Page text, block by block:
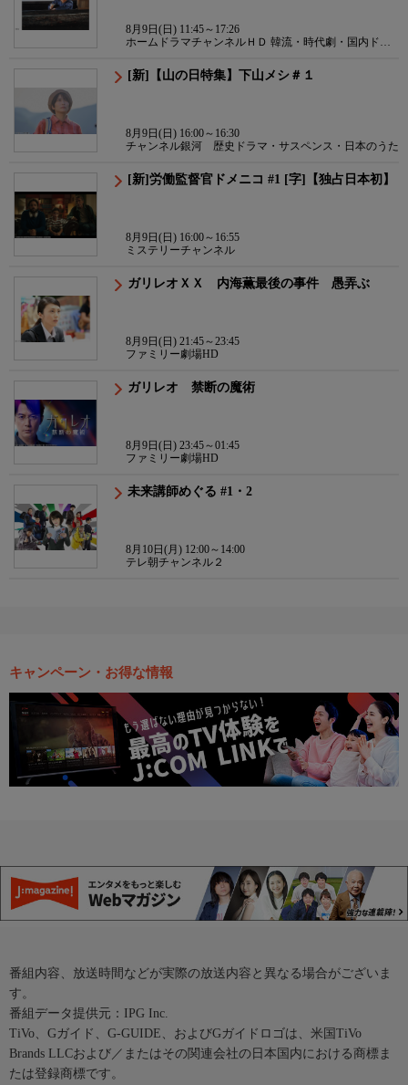
8月9日(日) 11:45～17:26
ホームドラマチャンネルＨＤ 韓流・時代劇・国内ドラ
[新]【山の日特集】下山メシ＃１
8月9日(日) 16:00～16:30
チャンネル銀河 歴史ドラマ・サスペンス・日本のうた
[新]労働監督官ドメニコ #1 [字]【独占日本初】
8月9日(日) 16:00～16:55
ミステリーチャンネル
ガリレオＸＸ 内海薫最後の事件 愚弄ぶ
8月9日(日) 21:45～23:45
ファミリー劇場HD
ガリレオ 禁断の魔術
8月9日(日) 23:45～01:45
ファミリー劇場HD
未来講師めぐる #1・2
8月10日(月) 12:00～14:00
テレ朝チャンネル２
キャンペーン・お得な情報
番組内容、放送時間などが実際の放送内容と異なる場合がございま
す。
番組データ提供元：IPG Inc.
TiVo、Gガイド、G-GUIDE、およびGガイドロゴは、米国TiVo
Brands LLCおよび／またはその関連会社の日本国内における商標ま
たは登録商標です。